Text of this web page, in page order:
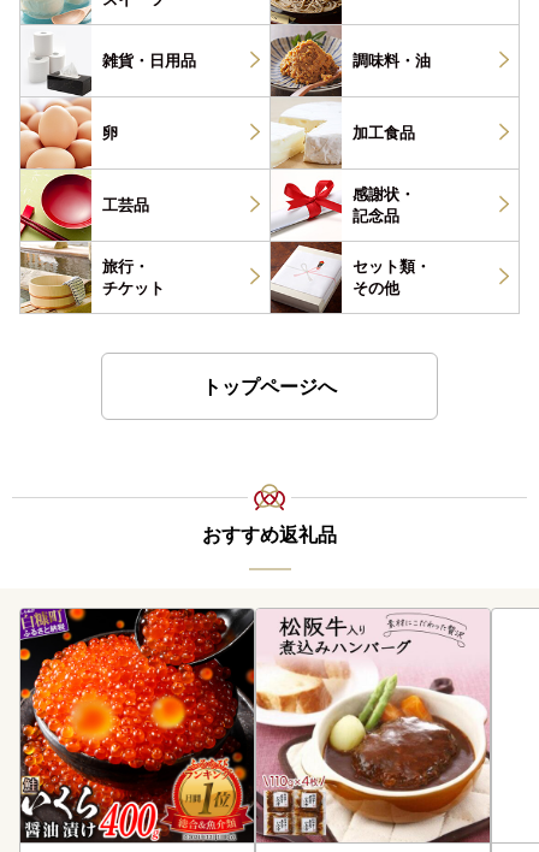
雑貨・ 日用品 調味料・ 油
卵 加工食品
工芸品
感謝状・
記念品
旅行・
チケット
セット類・
その他
トップページへ
おすすめ返礼品